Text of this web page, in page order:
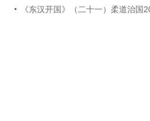
《东汉开国》（二十一）柔道治国